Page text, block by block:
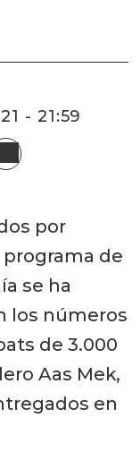
- 21:59
por
de
se ha
los números
de 3.000
Aas Mek,
en